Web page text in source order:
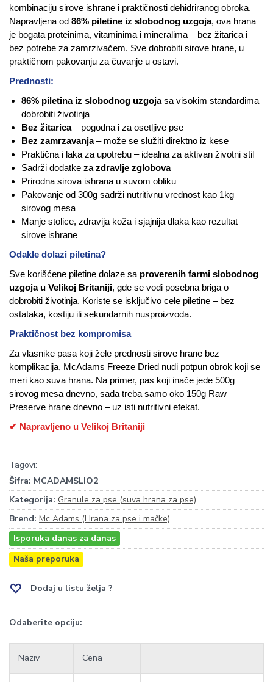
kombinaciju sirove ishrane i praktičnosti dehidriranog obroka.
Napravljena od 86% piletine iz slobodnog uzgoja, ova hrana
je bogata proteinima, vitaminima i mineralima – bez žitarica i
bez potrebe za zamrzivačem. Sve dobrobiti sirove hrane, u
praktičnom pakovanju za čuvanje u ostavi.
Prednosti:
86% piletina iz slobodnog uzgojasa visokim standardima
dobrobiti životinja
Bez žitarica– pogodna i za osetljive pse
Bez zamrzavanja– može se služiti direktno iz kese
Praktična i laka za upotrebu – idealna za aktivan životni stil
Sadrži dodatke za zdravlje zglobova
Prirodna sirova ishrana u suvom obliku
Pakovanje od 300g sadrži nutritivnu vrednost kao 1kg
sirovog mesa
Manje stolice, zdravija koža i sjajnija dlaka kao rezultat
sirove ishrane
Odakle dolazi piletina?
Sve korišćene piletine dolaze sa proverenih farmi slobodnog
uzgoja u Velikoj Britaniji, gde se vodi posebna briga o
dobrobiti životinja. Koriste se isključivo cele piletine – bez
ostataka, kostiju ili sekundarnih nusproizvoda.
Praktičnost bez kompromisa
Za vlasnike pasa koji žele prednosti sirove hrane bez
komplikacija, McAdams Freeze Dried nudi potpun obrok koji se
meri kao suva hrana. Na primer, pas koji inače jede 500g
sirovog mesa dnevno, sada treba samo oko 150g Raw
Preserve hrane dnevno – uz isti nutritivni efekat.
✔ Napravljeno u Velikoj Britaniji
Tagovi:
Šifra: MCADAMSLIO2
Kategorija: Granule za pse (suva hrana za pse)
Brend: Mc Adams (Hrana za pse i mačke)
Isporuka danas za danas
Naša preporuka
Dodaj u listu želja ?
Odaberite opciju:
Naziv Cena